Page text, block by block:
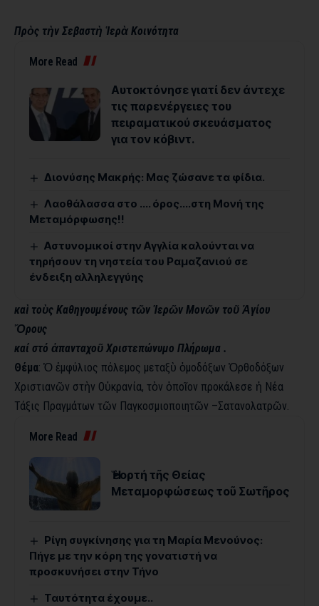
Πρὸς τὴν Σεβαστὴ Ἱερὰ Κοινότητα
More Read
Αυτοκτόνησε γιατί δεν άντεχε
τις παρενέργειες του
πειραματικού σκευάσματος
για τον κόβιντ.
Διονύσης Μακρής: Μας ζώσανε τα φίδια.
Λαοθάλασσα στο …. όρος….στη Μονή της
Μεταμόρφωσης!!
Αστυνομικοί στην Αγγλία καλούνται να
τηρήσουν τη νηστεία του Ραμαζανιού σε
ένδειξη αλληλεγγύης
καὶ τοὺς Καθηγουμένους τῶν Ἱερῶν Μονῶν τοῦ Ἁγίου
Ὄρους
καί στό ἁπανταχοῦ Χριστεπώνυμο Πλήρωμα .
Θέμα: Ὁ ἐμφύλιος πόλεμος μεταξὺ ὁμοδόξων Ὀρθοδόξων
Χριστιανῶν στὴν Οὐκρανία, τὸν ὁποῖον προκάλεσε ἡ Νέα
Τάξις Πραγμάτων τῶν Παγκοσμιοποιητῶν –Σατανολατρῶν
More Read
Ἡ ἑορτή τῆς Θείας
Μεταμορφώσεως τοῦ Σωτῆρος
Ρίγη συγκίνησης για τη Μαρία Μενούνος:
Πήγε με την κόρη της γονατιστή να
προσκυνήσει στην Τήνο
Ταυτότητα έχουμε..